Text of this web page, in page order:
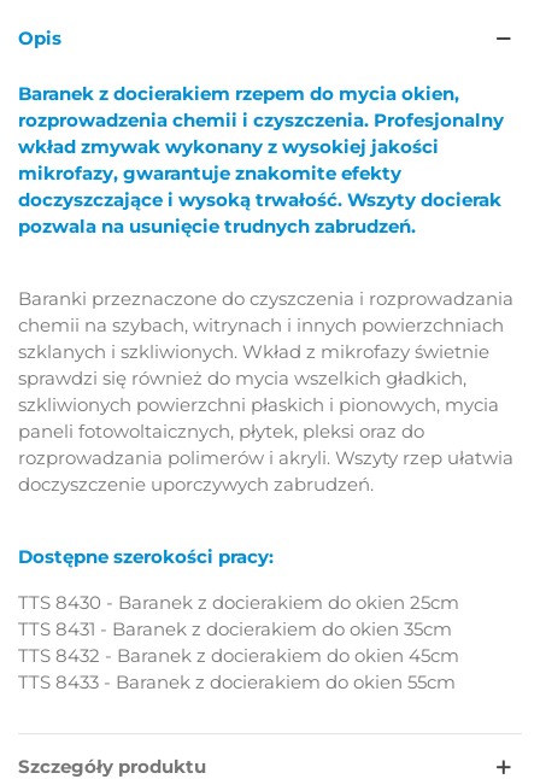
Opis
Baranek z docierakiem rzepem do mycia okien,
rozprowadzenia chemii i czyszczenia. Profesjonalny
wkład zmywak wykonany z wysokiej jakości
mikrofazy, gwarantuje znakomite efekty
doczyszczające i wysoką trwałość. Wszyty docierak
pozwala na usunięcie trudnych zabrudzeń.
Baranki przeznaczone do czyszczenia i rozprowadzania
chemii na szybach, witrynach i innych powierzchniach
szklanych i szkliwionych. Wkład z mikrofazy świetnie
sprawdzi się również do mycia wszelkich gładkich,
szkliwionych powierzchni płaskich i pionowych, mycia
paneli fotowoltaicznych, płytek, pleksi oraz do
rozprowadzania polimerów i akryli. Wszyty rzep ułatwia
doczyszczenie uporczywych zabrudzeń.
Dostępne szerokości pracy:
TTS 8430 - Baranek z docierakiem do okien 25cm
TTS 8431 - Baranek z docierakiem do okien 35cm
TTS 8432 - Baranek z docierakiem do okien 45cm
TTS 8433 - Baranek z docierakiem do okien 55cm
Szczegóły produktu